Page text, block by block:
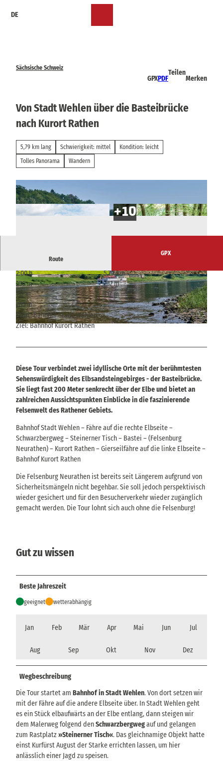
DE
Sächsische Schweiz
GPXPDF
Teilen
Merken
Von Stadt Wehlen über die Basteibrücke
nach Kurort Rathen
5,79 km lang Schwierigkeit: mittel
Kondition: leicht
Tolles Panorama
Wandern
© Florian Trykowski, Tourismusverband Sächsische Schweiz
© Achim Meurer, Tourismusverband Sächsisch
e Schweiz
© Sebastian Thiel, Tourismusverband Sächsisc
he Schweiz
Route
GPX
2:00 h
5,79 km
250 m
252 m
112 m
317 m
205 m
Start: Bahnhof Stadt Wehlen
Ziel: Bahnhof Kurort Rathen
Diese Tour verbindet zwei idyllische Orte mit der berühmtesten
Sehenswürdigkeit des Elbsandsteingebirges - der Basteibrücke.
Sie liegt fast 200 Meter senkrecht über der Elbe und bietet an
zahlreichen Aussichtspunkten Einblicke in die faszinierende
Felsenwelt des Rathener Gebiets.
Bahnhof Stadt Wehlen – Fähre auf die rechte Elbseite –
Schwarzbergweg – Steinerner Tisch – Bastei – (Felsenburg
Neurathen) – Kurort Rathen – Gierseilfähre auf die linke Elbseite –
Bahnhof Kurort Rathen
Die Felsenburg Neurathen ist bereits seit Längerem aufgrund von
Sicherheitsmängeln nicht begehbar. Sie soll jedoch perspektivisch
wieder gesichert und für den Besucherverkehr wieder zugänglich
gemacht werden. Die Tour lohnt sich auch ohne die Felsenburg!
Gut zu wissen
Beste Jahreszeit
geeignet wetterabhängig
Jan Feb Mär Apr Mai Jun Jul
Aug Sep Okt Nov Dez
Wegbeschreibung
Die Tour startet am Bahnhof in Stadt Wehlen. Von dort setzen wir
mit der Fähre auf die andere Elbseite über. In Stadt Wehlen geht
es ein Stück elbaufwärts an der Elbe entlang, dann steigen wir
dem Malerweg folgend denSchwarzbergwegauf und gelangen
zum Rastplatz»Steinerner Tisch«. Das gleichnamige Objekt hatte
einst Kurfürst August der Starke errichten lassen, um hier
anlässlich einer Jagd zu speisen.